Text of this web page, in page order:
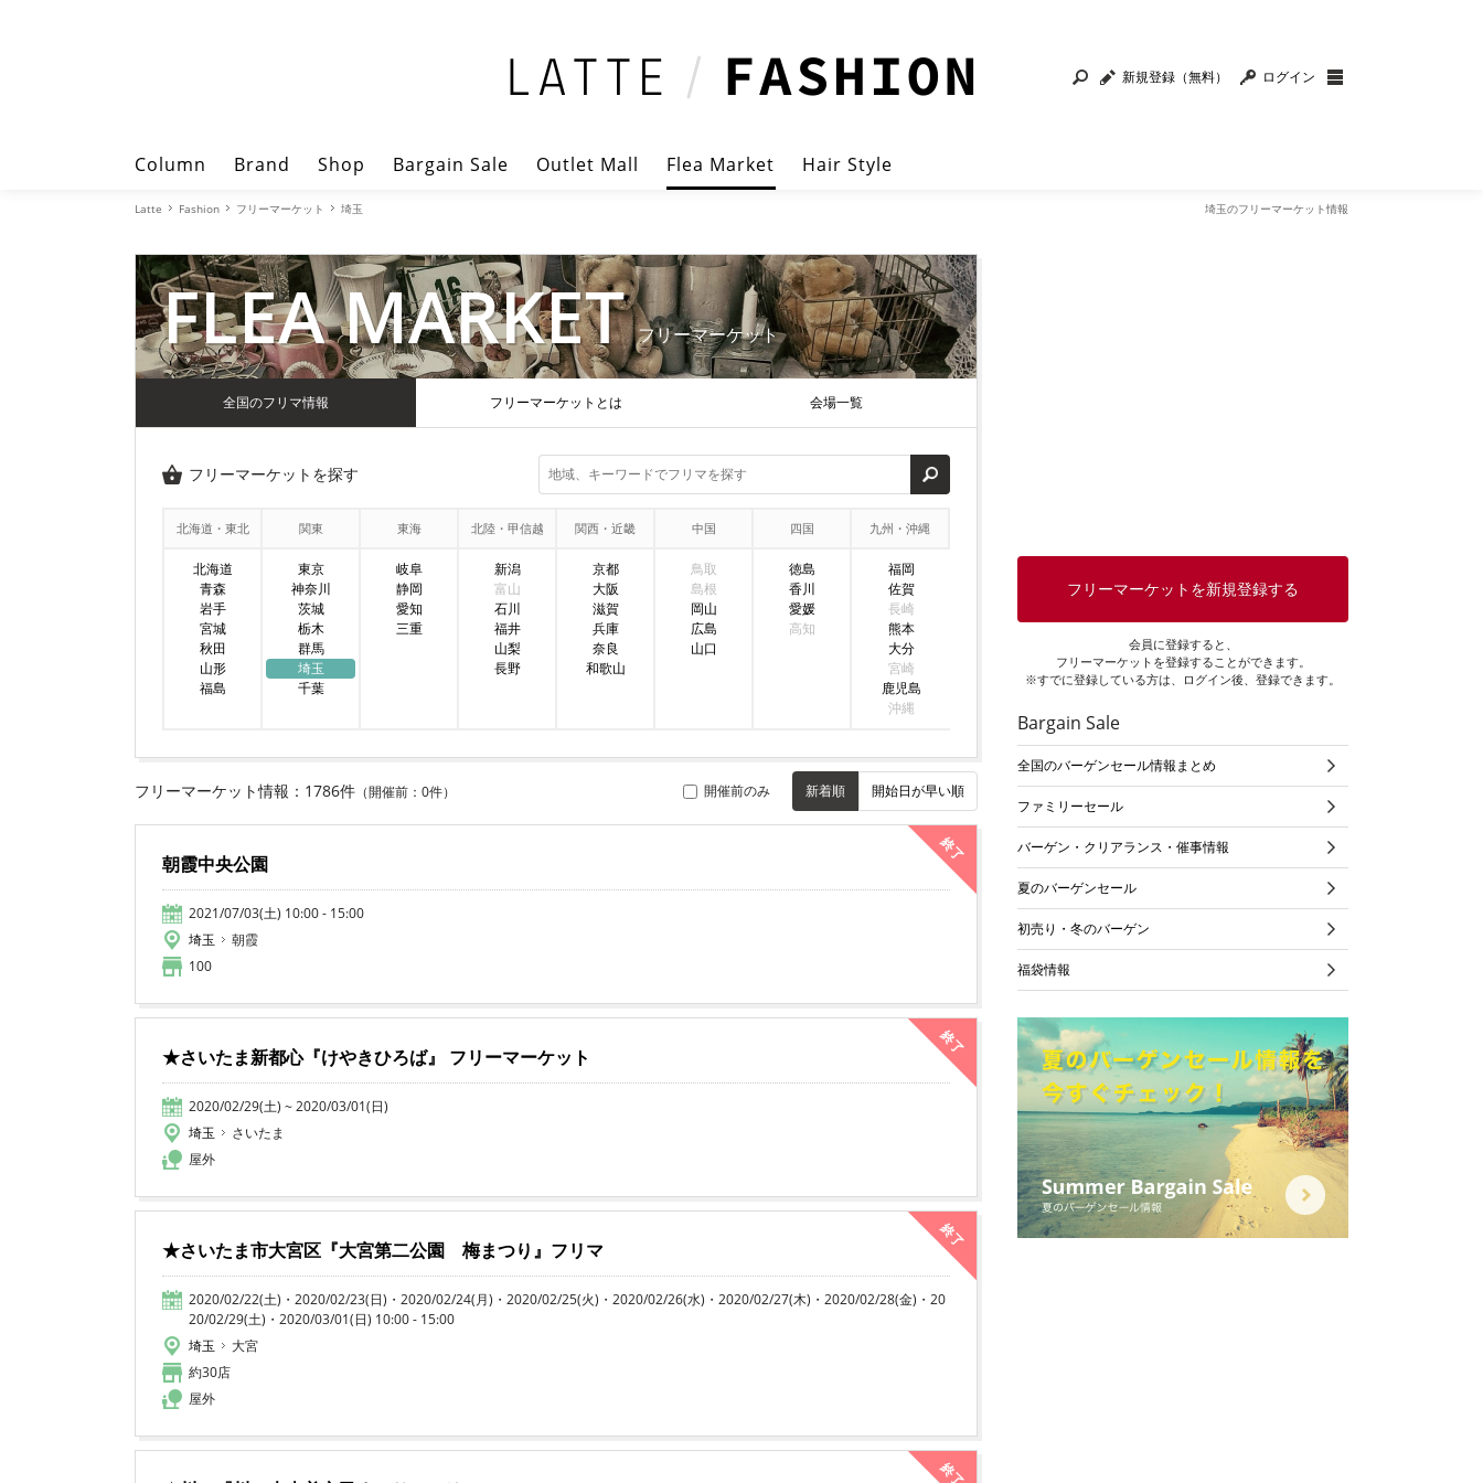
新規登録（無料） ログイン
Column Brand Shop Bargain Sale Outlet Mall Flea Market Hair Style
Latte Fashion フリーマーケット 埼玉 埼玉のフリーマーケット情報
FLEA MARKET フリーマーケット
全国のフリマ情報 フリーマーケットとは 会場一覧
フリーマーケットを探す
北海道・東北 関東 東海 北陸・甲信越 関西・近畿 中国 四国 九州・沖縄
北海道
青森
岩手
宮城
秋田
山形
福島
東京
神奈川
茨城
栃木
群馬
埼玉
千葉
岐阜
静岡
愛知
三重
新潟
富山
石川
福井
山梨
長野
京都
大阪
滋賀
兵庫
奈良
和歌山
鳥取
島根
岡山
広島
山口
徳島
香川
愛媛
高知
福岡
佐賀
長崎
熊本
大分
宮崎
鹿児島
沖縄
フリーマーケット情報：1786件 （開催前：0件） 新着順 開始日が早い順
開催前のみ
終了
朝霞中央公園
2021/07/03(土) 10:00 - 15:00
埼玉
朝霞
100
終了
★さいたま新都心『けやきひろば』 フリーマーケット
2020/02/29(土) ~ 2020/03/01(日)
埼玉
さいたま
屋外
終了
★さいたま市大宮区『大宮第二公園 梅まつり』フリマ
2020/02/22(土)・2020/02/23(日)・2020/02/24(月)・2020/02/25(火)・2020/02/26(水)・2020/02/27(木)・2020/02/28(金)・20
20/02/29(土)・2020/03/01(日) 10:00 - 15:00
埼玉
大宮
約30店
屋外
終了
フリーマーケットを新規登録する
会員に登録すると、
フリーマーケットを登録することができます。
※すでに登録している方は、ログイン後、登録できます。
Bargain Sale
全国のバーゲンセール情報まとめ
ファミリーセール
バーゲン・クリアランス・催事情報
夏のバーゲンセール
初売り・冬のバーゲン
福袋情報